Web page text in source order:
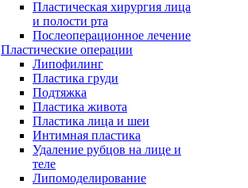
Пластическая хирургия лица
и полости рта
Послеоперационное лечение
Пластические операции
Липофилинг
Пластика груди
Подтяжка
Пластика живота
Пластика лица и шеи
Интимная пластика
Удаление рубцов на лице и
теле
Липомоделирование